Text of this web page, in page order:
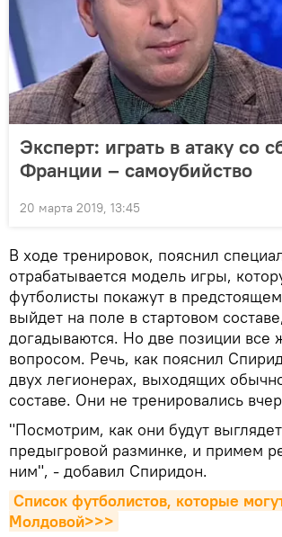
Эксперт: играть в атаку со
Франции – самоубийство
20 марта 2019, 13:45
В ходе тренировок, пояснил
отрабатывается модель игры,
футболисты покажут в
выйдет на поле в стартовом
догадываются. Но две позиции все
вопросом. Речь, как пояснил
двух легионерах, выходящих
составе. Они не тренировались
"Посмотрим, как они будут
предыгровой разминке, и примем
ним", - добавил Спиридон.
Список футболистов, которые
Молдовой>>>